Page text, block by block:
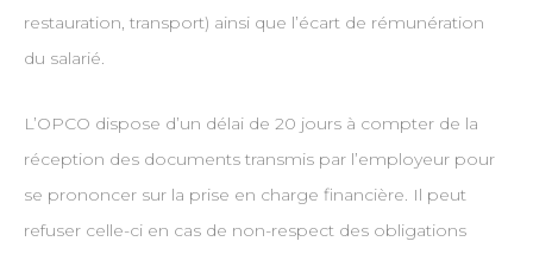
restauration, transport) ainsi que l’écart de rémunération
du salarié.
L’OPCO dispose d’un délai de 20 jours à compter de la
réception des documents transmis par l’employeur pour
se prononcer sur la prise en charge financière. Il peut
refuser celle-ci en cas de non-respect des obligations